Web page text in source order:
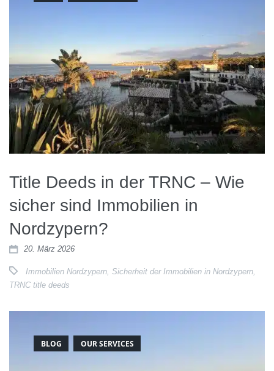
Title Deeds in der TRNC – Wie
sicher sind Immobilien in
Nordzypern?
20. März 2026
Immobilien Nordzypern, Sicherheit der Immobilien in Nordzypern,
TRNC title deeds
BLOG OUR SERVICES